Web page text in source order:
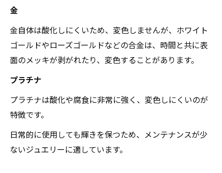
金
金自体は酸化しにくいため、変色しませんが、ホワイト
ゴールドやローズゴールドなどの合金は、時間と共に表
面のメッキが剥がれたり、変色することがあります。
プラチナ
プラチナは酸化や腐食に非常に強く、変色しにくいのが
特徴です。
日常的に使用しても輝きを保つため、メンテナンスが少
ないジュエリーに適しています。